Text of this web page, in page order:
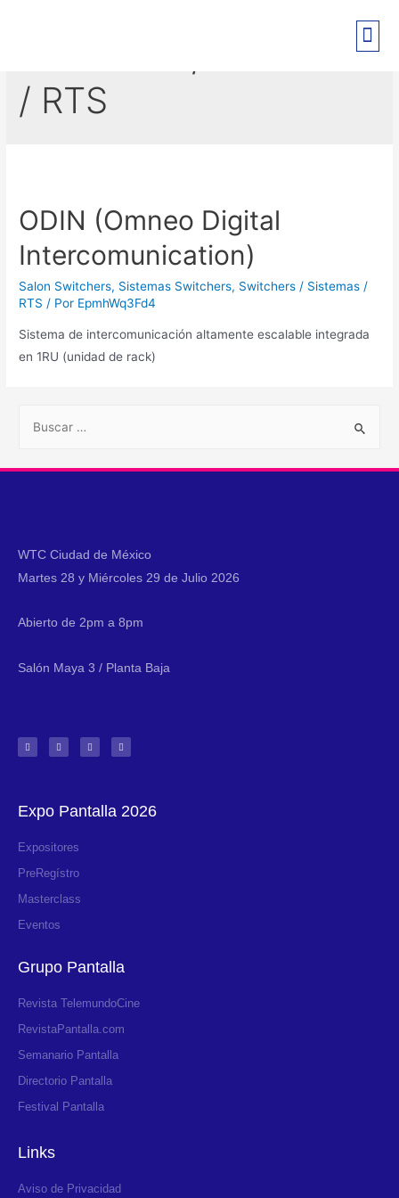
Switchers / Sistemas
/ RTS
ODIN (Omneo Digital
Intercomunication)
Salon Switchers, Sistemas Switchers, Switchers / Sistemas /
RTS / Por EpmhWq3Fd4
Sistema de intercomunicación altamente escalable integrada
en 1RU (unidad de rack)
WTC Ciudad de México
Martes 28 y Miércoles 29 de Julio 2026
Abierto de 2pm a 8pm
Salón Maya 3 / Planta Baja
Expo Pantalla 2026
Expositores
PreRegístro
Masterclass
Eventos
Grupo Pantalla
Revista TelemundoCine
RevistaPantalla.com
Semanario Pantalla
Directorio Pantalla
Festival Pantalla
Links
Aviso de Privacidad